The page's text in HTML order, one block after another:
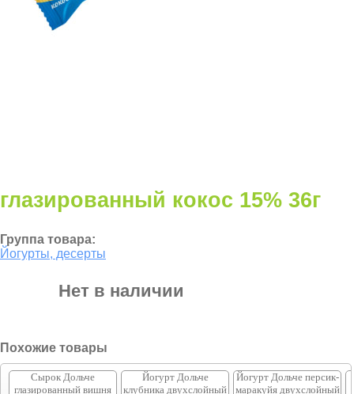
глазированный кокос 15% 36г
Группа товара:
Йогурты, десерты
Нет в наличии
Похожие товары
Сырок Дольче
глазированный вишня
Йогурт Дольче
клубника двухслойный
Йогурт Дольче персик-
маракуйя двухслойный